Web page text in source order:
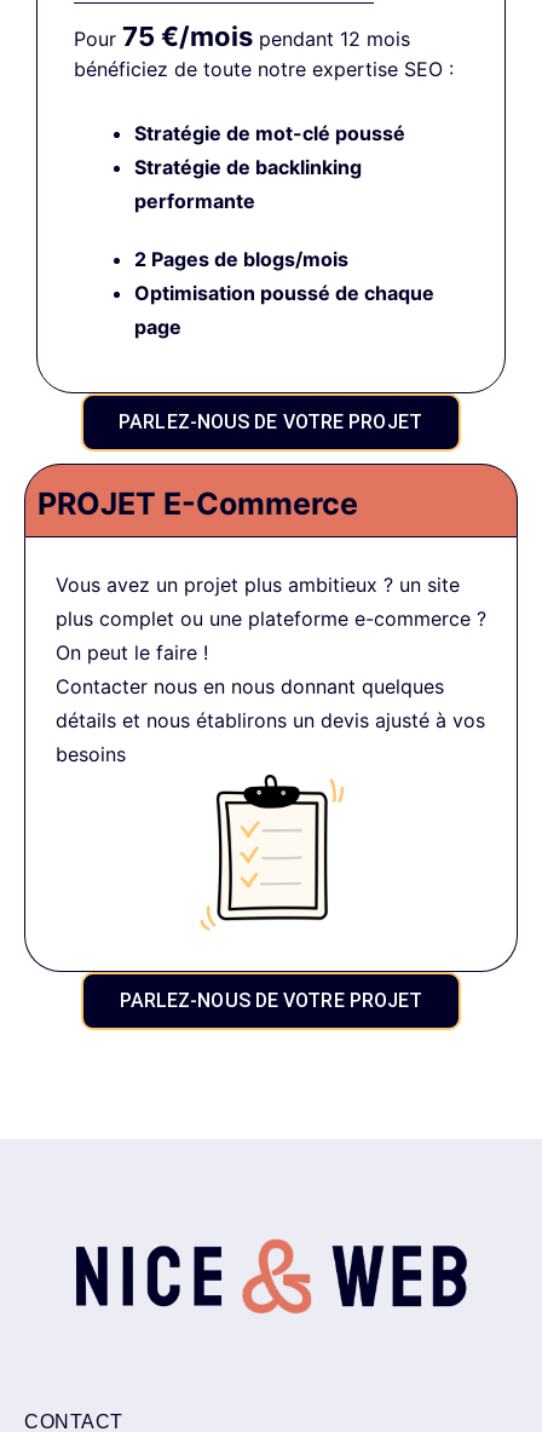
Pour 75 €/mois pendant 12 mois
bénéficiez de toute notre expertise SEO :
Stratégie de mot-clé poussé
Stratégie de backlinking
performante
2 Pages de blogs/mois
Optimisation poussé de chaque
page
PARLEZ-NOUS DE VOTRE PROJET
PROJET E-Commerce
Vous avez un projet plus ambitieux ? un site
plus complet ou une plateforme e-commerce ?
On peut le faire !
Contacter nous en nous donnant quelques
détails et nous établirons un devis ajusté à vos
besoins
PARLEZ-NOUS DE VOTRE PROJET
CONTACT